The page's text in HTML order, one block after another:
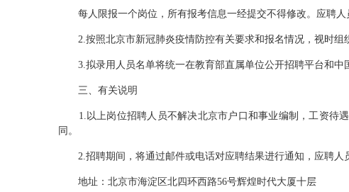
每人限报一个岗位，所有报考信息一经提交不得修改。应聘人
2.按照北京市新冠肺炎疫情防控有关要求和报名情况，视时组
3.拟录用人员名单将统一在教育部直属单位公开招聘平台和中
三、有关说明
1.以上岗位招聘人员不解决北京市户口和事业编制，工资待遇
同。
2.招聘期间，将通过邮件或电话对应聘结果进行通知，应聘人
地址：北京市海淀区北四环西路56号辉煌时代大厦十层